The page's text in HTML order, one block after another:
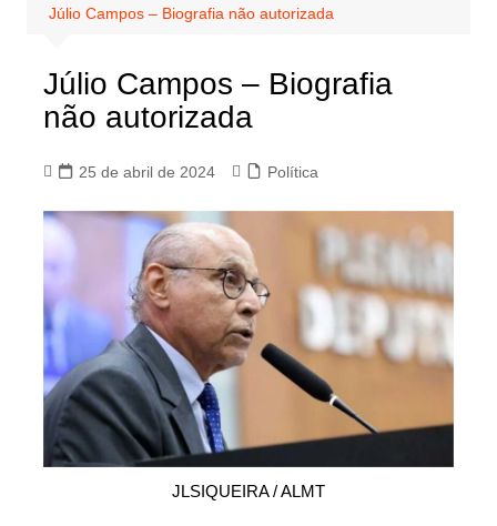
Júlio Campos – Biografia não autorizada
Júlio Campos – Biografia
não autorizada
25 de abril de 2024 Política
JLSIQUEIRA / ALMT